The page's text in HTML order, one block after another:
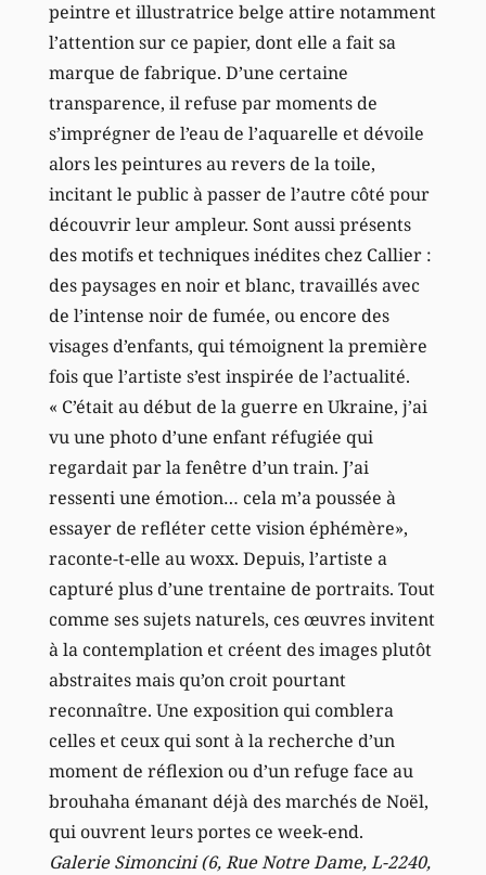
peintre et illustratrice belge attire notamment
l’attention sur ce papier, dont elle a fait sa
marque de fabrique. D’une certaine
transparence, il refuse par moments de
s’imprégner de l’eau de l’aquarelle et dévoile
alors les peintures au revers de la toile,
incitant le public à passer de l’autre côté pour
découvrir leur ampleur. Sont aussi présents
des motifs et techniques inédites chez Callier :
des paysages en noir et blanc, travaillés avec
de l’intense noir de fumée, ou encore des
visages d’enfants, qui témoignent la première
fois que l’artiste s’est inspirée de l’actualité.
« C’était au début de la guerre en Ukraine, j’ai
vu une photo d’une enfant réfugiée qui
regardait par la fenêtre d’un train. J’ai
ressenti une émotion… cela m’a poussée à
essayer de refléter cette vision éphémère»,
raconte-t-elle au woxx. Depuis, l’artiste a
capturé plus d’une trentaine de portraits. Tout
comme ses sujets naturels, ces œuvres invitent
à la contemplation et créent des images plutôt
abstraites mais qu’on croit pourtant
reconnaître. Une exposition qui comblera
celles et ceux qui sont à la recherche d’un
moment de réflexion ou d’un refuge face au
brouhaha émanant déjà des marchés de Noël,
qui ouvrent leurs portes ce week-end.
Galerie Simoncini (6, Rue Notre Dame, L-2240,